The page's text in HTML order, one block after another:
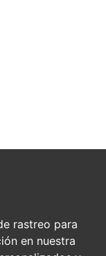
rastreo para
en nuestra